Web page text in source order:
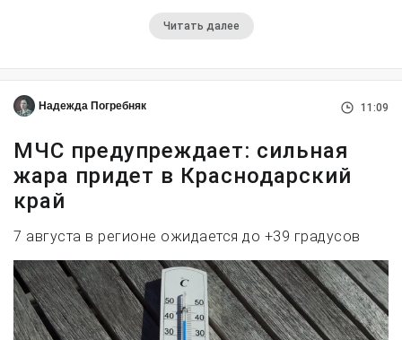
Читать далее
Надежда Погребняк 11:09
МЧС предупреждает: сильная
жара придет в Краснодарский
край
7 августа в регионе ожидается до +39 градусов